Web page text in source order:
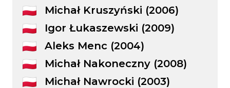
Michał Kruszyński (2006)
Igor Łukaszewski (2009)
Aleks Menc (2004)
Michał Nakoneczny (2008)
Michał Nawrocki (2003)